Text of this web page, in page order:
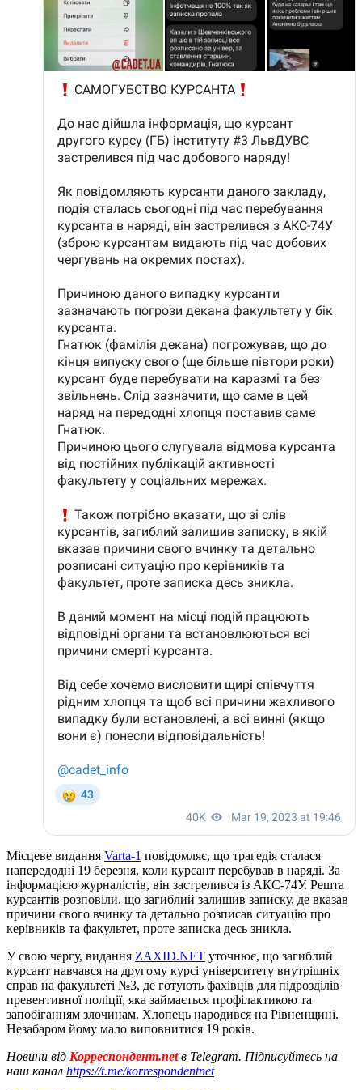
Місцеве видання Varta-1 повідомляє, що трагедія сталася
напередодні 19 березня, коли курсант перебував в наряді. За
інформацією журналістів, він застрелився із АКС-74У. Решта
курсантів розповіли, що загиблий залишив записку, де вказав
причини свого вчинку та детально розписав ситуацію про
керівників та факультет, проте записка десь зникла.
У свою чергу, видання ZAXID.NET уточнює, що загиблий
курсант навчався на другому курсі університету внутрішніх
справ на факультеті №3, де готують фахівців для підрозділів
превентивної поліції, яка займається профілактикою та
запобіганням злочинам. Хлопець народився на Рівненщині.
Незабаром йому мало виповнитися 19 років.
Новини від Корреспондент.netв Telegram. Підписуйтесь на
наш канал https://t.me/korrespondentnet